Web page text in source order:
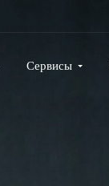
Сервисы